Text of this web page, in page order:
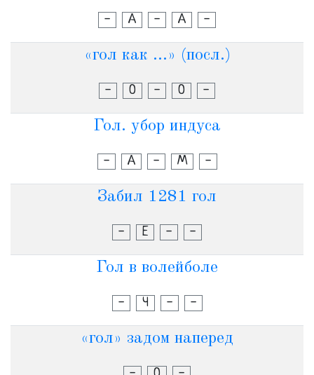
- А - А -
«гол как ...» (посл.)
- О - О -
Гол. убор индуса
- А - М -
Забил 1281 гол
- Е - -
Гол в волейболе
- Ч - -
«гол» задом наперед